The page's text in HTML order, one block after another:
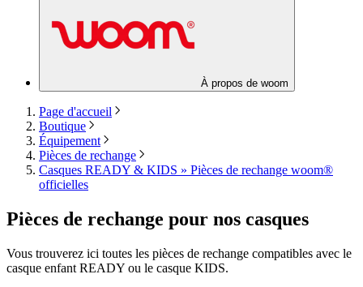
À propos de woom
Page d'accueil
Boutique
Équipement
Pièces de rechange
Casques READY & KIDS » Pièces de rechange woom®
officielles
Pièces de rechange pour nos casques
Vous trouverez ici toutes les pièces de rechange compatibles avec le
casque enfant READY ou le casque KIDS.